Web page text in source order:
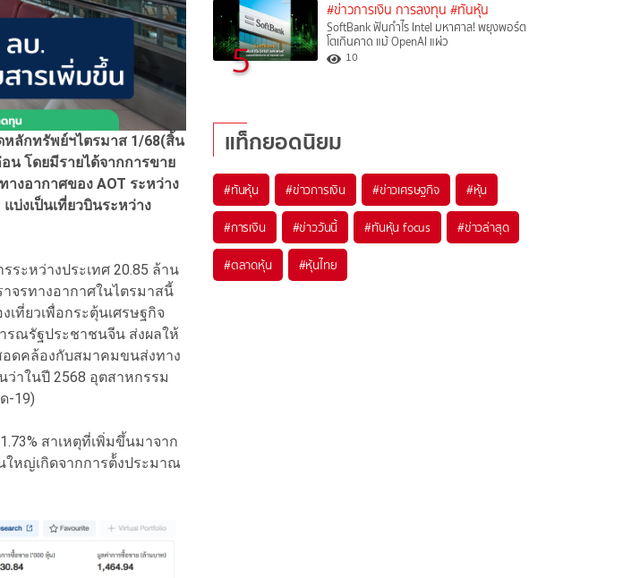
ลักทรัพย์ฯไตรมาส 1/68(สิ้น
น โดยมีรายได้จากการขาย
งอากาศของ AOT ระหว่าง
บ่งเป็นเที่ยวบินระหว่าง
ระหว่างประเทศ 20.85 ล้าน
จรทางอากาศในไตรมาสนี้
เที่ยวเพื่อกระตุ้นเศรษฐกิจ
รณรัฐประชาชนจีน ส่งผลให้
อดคล้องกับสมาคมขนส่งทาง
ว่าในปี 2568 อุตสาหกรรม
-19)
สาเหตุที่เพิ่มขึ้นมาจาก
ใหญ่เกิดจากการต้้งประมาณ
5
#ข่าวการเงิน การลงทุน #ทันหุ้น
SoftBank ฟันกำไร Intel มหาศาล! พยุงพอร์ต
โตเกินคาด แม้ OpenAI แผ่ว
10
แท็กยอดนิยม
#ทันหุ้น #ข่าวการเงิน #ข่าวเศรษฐกิจ #หุ้น
#การเงิน #ข่าววันนี้ #ทันหุ้น focus #ข่าวล่าสุด
#ตลาดหุ้น #หุ้นไทย